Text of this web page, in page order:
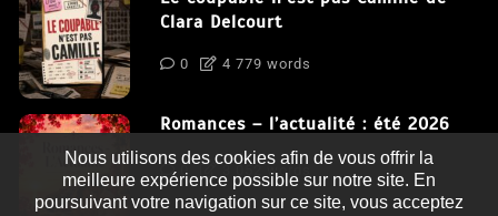
Clara Delcourt
0 4 779 words
Romances – l’actualité : été 2026
0 3 052 words
Nous utilisons des cookies afin de vous offrir la
meilleure expérience possible sur notre site. En
poursuivant votre navigation sur ce site, vous acceptez